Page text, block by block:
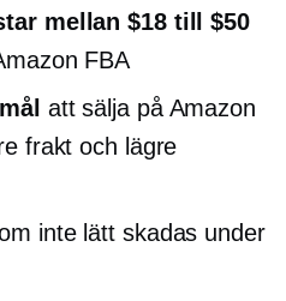
mellan $18 till $50
FBA
att sälja på Amazon
frakt och lägre
inte lätt skadas under